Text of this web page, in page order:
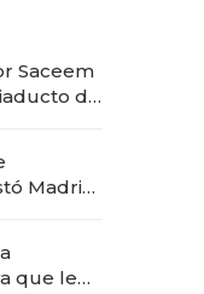
Saceem
de
Madrid:
que le